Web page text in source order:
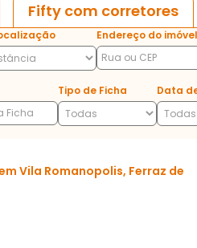
Fifty com corretores
Endereço do imóvel
Tipo de Ficha
Data
Vila Romanopolis, Ferraz de